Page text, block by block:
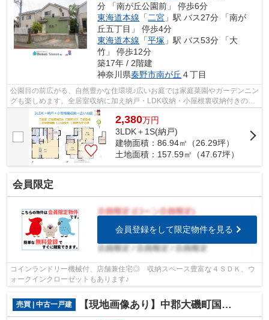
分 「南が丘公園前」 停歩6分
東海道本線 「 二宮 」駅 バス27分 「南が
丘五丁目」 停歩4分
東海道本線 「平塚 」駅 バス53分 「大
竹」 停歩12分
築17年 / 2階建
神奈川県秦野市南が丘 ４丁目
公園目の前広がる、自然豊かな住環境♪広いお庭では家庭菜園やガーデンニン
グも楽しめます。全居室収納に加え納戸・LDK収納・小屋根裏収納付きの収
納豊富な３SLDK◎ 現況空室につき、ぜ...
2,380万円
3LDK＋1S(納戸)
建物面積：86.94㎡（26.29坪）
土地面積：157.59㎡（47.67坪）
会員限定
会員登録をして限定物件を見る
コインランドリー機械付、店舗兼住宅◎ 収納スペース豊富な４ＳＤＫ、ウ
ォークインクローゼットもあります♪
売買 | 中古一戸建 【現地画像あり】中郡大磯町国府本郷 中古戸建 46.61坪